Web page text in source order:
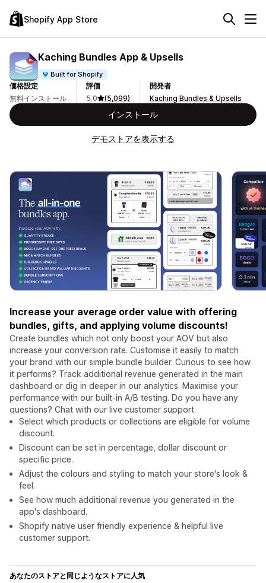
Shopify App Store
Kaching Bundles App & Upsells
Built for Shopify
価格設定
無料インストール
評価
5.0
(5,099)
開発者
Kaching Bundles & Upsells
インストール
デモストアを表示する
Increase your average order value with offering
bundles, gifts, and applying volume discounts!
Create bundles which not only boost your AOV but also
increase your conversion rate. Customise it easily to match
your brand with our simple bundle builder. Curious to see how
it performs? Track additional revenue generated in the main
dashboard or dig in deeper in our analytics. Maximise your
performance with our built-in A/B testing. Do you have any
questions? Chat with our live customer support.
Select which products or collections are eligible for volume
discount.
Discount can be set in percentage, dollar discount or
specific price.
Adjust the colours and styling to match your store's look &
feel.
See how much additional revenue you generated in the
app's dashboard.
Shopify native user friendly experience & helpful live
customer support.
あなたのストアと同じようなストアに人気